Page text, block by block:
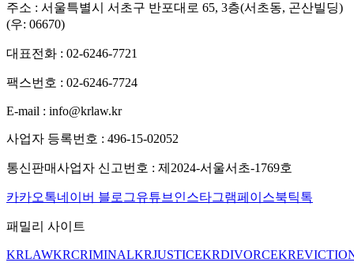
주소 : 서울특별시 서초구 반포대로 65, 3층(서초동, 곤산빌딩)
(우: 06670)
대표전화 : 02-6246-7721
팩스번호 : 02-6246-7724
E-mail : info@krlaw.kr
사업자 등록번호 : 496-15-02052
통신판매사업자 신고번호 : 제2024-서울서초-1769호
카카오톡네이버 블로그유튜브 인스타그램페이스북틱톡
패밀리 사이트
KRLAWKRCRIMINALKRJUSTICEKRDIVORCE